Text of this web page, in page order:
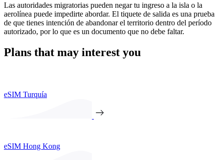
Las autoridades migratorias pueden negar tu ingreso a la isla o la
aerolínea puede impedirte abordar. El tiquete de salida es una prueba
de que tienes intención de abandonar el territorio dentro del período
autorizado, por lo que es un documento que no debe faltar.
Plans that may interest you
eSIM Turquía
eSIM Hong Kong